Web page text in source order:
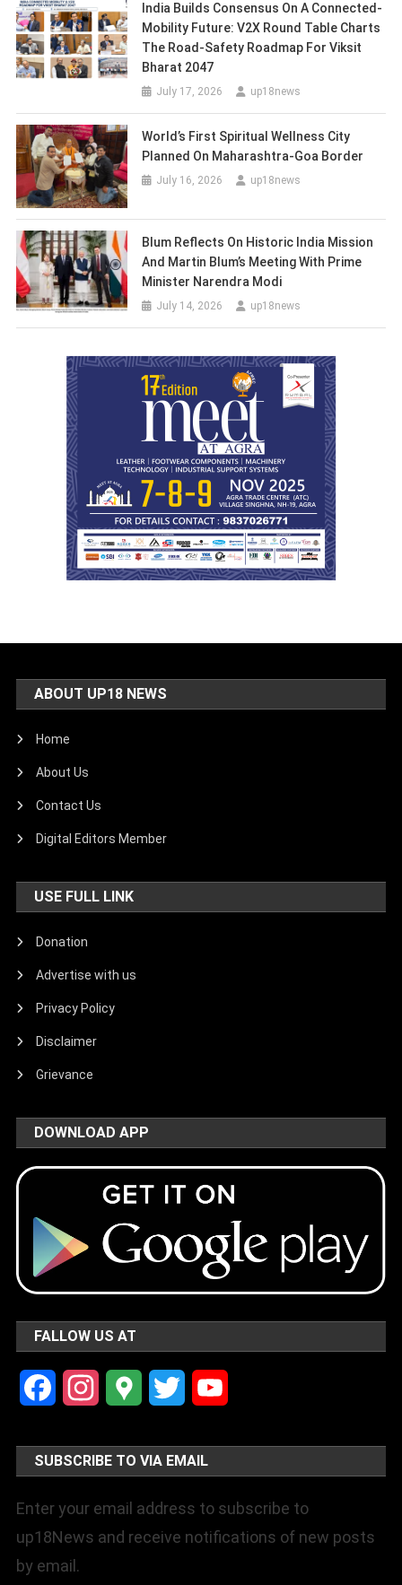
India Builds Consensus On A Connected-
Mobility Future: V2X Round Table Charts
The Road-Safety Roadmap For Viksit
Bharat 2047
July 17, 2026 up18news
World’s First Spiritual Wellness City
Planned On Maharashtra-Goa Border
July 16, 2026 up18news
Blum Reflects On Historic India Mission
And Martin Blum’s Meeting With Prime
Minister Narendra Modi
July 14, 2026 up18news
ABOUT UP18 NEWS
Home
About Us
Contact Us
Digital Editors Member
USE FULL LINK
Donation
Advertise with us
Privacy Policy
Disclaimer
Grievance
DOWNLOAD APP
FALLOW US AT
FacebookInstagramGoogle Twitter
SUBSCRIBE TO VIA EMAIL
Enter your email address to subscribe to
up18News and receive notifications of new posts
by email.